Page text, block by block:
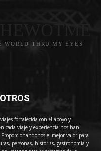
WORLD THRU MY EYES
fortalecida con el apoyo y
cada viaje y experiencia nos han
el mejor valor para
personas, historias, gastronomía y